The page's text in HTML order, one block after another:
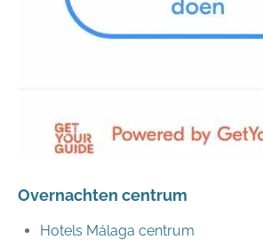
Overnachten centrum
Hotels Málaga centrum